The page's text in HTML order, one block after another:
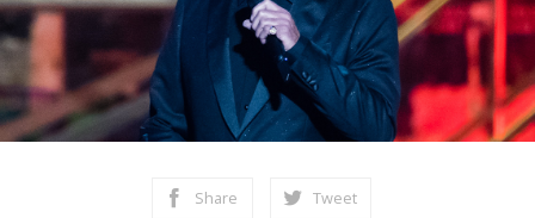
Share Tweet